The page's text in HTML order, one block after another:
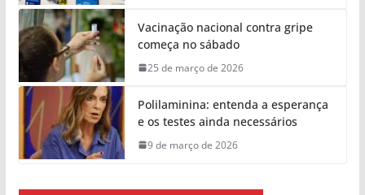
Vacinação nacional contra gripe
começa no sábado
25 de março de 2026
Polilaminina: entenda a esperança
e os testes ainda necessários
9 de março de 2026